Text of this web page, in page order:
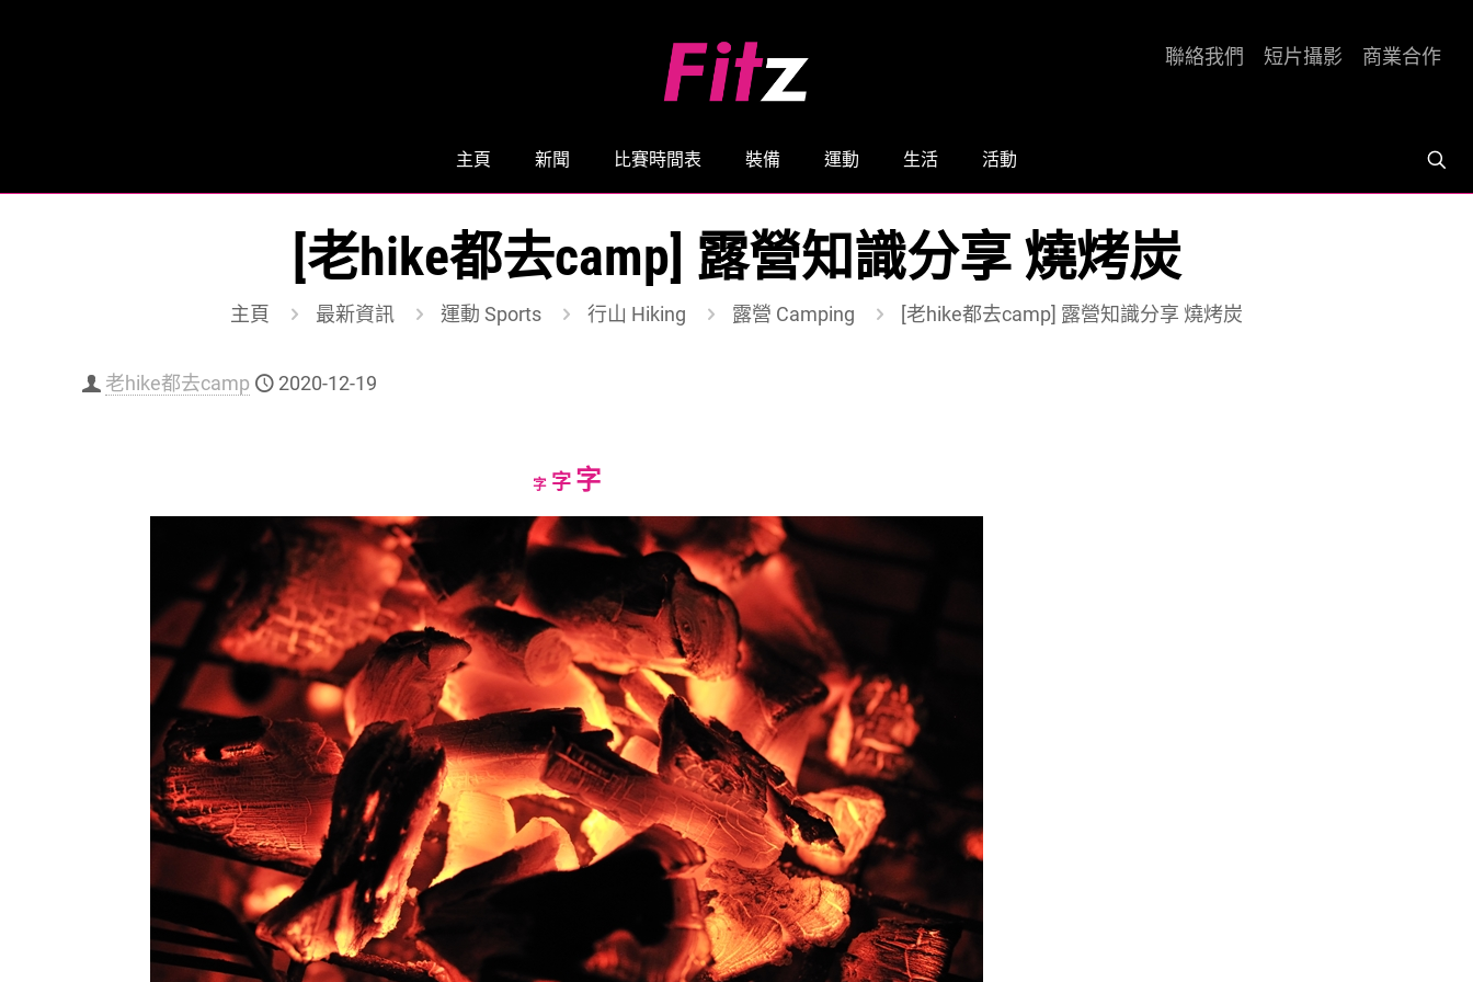
主頁 新聞 比賽時間表 裝備 運動 生活 活動
聯絡我們 短片攝影 商業合作
[老hike都去camp] 露營知識分享 燒烤炭
主頁 最新資訊 運動 Sports 行山 Hiking 露營 Camping [老hike都去camp] 露營知識分享 燒烤炭
老hike都去camp 2020-12-19
字Decrease
size.
字Reset
size.
字Increase
font
size.